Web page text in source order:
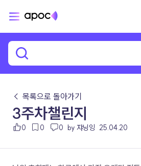
← 목록으로 돌아가기
3주차챌린지
0 0 0 by 쟈닝잉 25.04.20